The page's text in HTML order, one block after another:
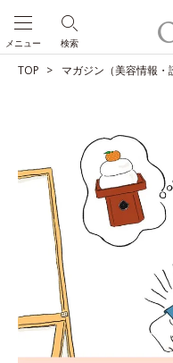
検索
メニュー
TOP マガジン（美容情報・